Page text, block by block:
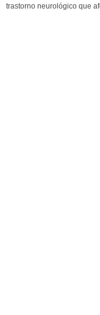
trastorno neurológico que